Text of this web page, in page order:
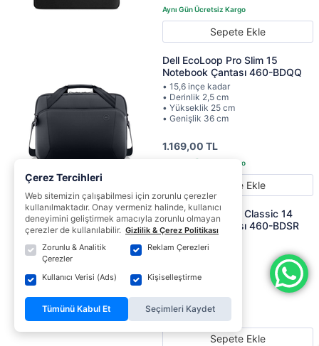
Sepete Ekle
Dell EcoLoop Pro Slim 15
Notebook Çantası 460-BDQQ
• 15,6 inçe kadar
• Derinlik 2,5 cm
• Yükseklik 25 cm
• Genişlik 36 cm
1.169,00 TL
Sepete Ekle
Dell EcoLoop Pro Classic 14
Notebook Çantası 460-BDSR
• Derinlik 2 cm
• Genişlik 34 cm
879,00 TL
Sepete Ekle
Çerez Tercihleri
Web sitemizin çalışabilmesi için zorunlu çerezler
kullanılmaktadır. Onay vermeniz halinde, kullanıcı
deneyimini geliştirmek amacıyla zorunlu olmayan
çerezler de kullanılabilir. Gizlilik & Çerez Politikası
Zorunlu & Analitik
Çerezler
Reklam Çerezleri
Kullanıcı Verisi (Ads) Kişiselleştirme
Tümünü Kabul Et Seçimleri Kaydet